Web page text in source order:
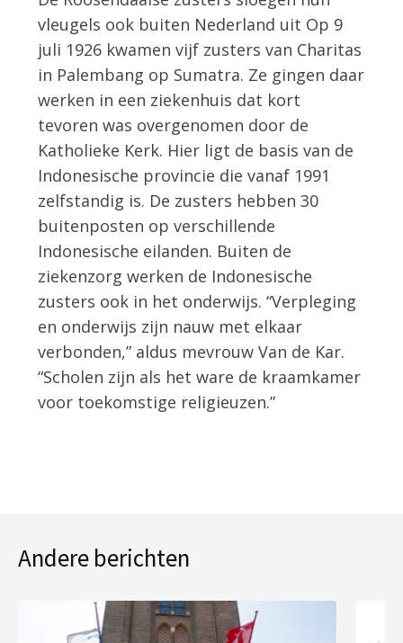
vleugels ook buiten Nederland uit Op 9
juli 1926 kwamen vijf zusters van Charitas
in Palembang op Sumatra. Ze gingen daar
werken in een ziekenhuis dat kort
tevoren was overgenomen door de
Katholieke Kerk. Hier ligt de basis van de
Indonesische provincie die vanaf 1991
zelfstandig is. De zusters hebben 30
buitenposten op verschillende
Indonesische eilanden. Buiten de
ziekenzorg werken de Indonesische
zusters ook in het onderwijs. “Verpleging
en onderwijs zijn nauw met elkaar
verbonden,” aldus mevrouw Van de Kar.
“Scholen zijn als het ware de kraamkamer
voor toekomstige religieuzen.”
Andere berichten